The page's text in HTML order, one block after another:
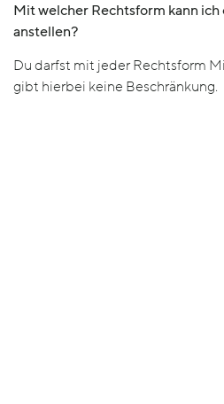
Mit welcher Rechtsform kann
anstellen?
Du darfst mit jeder Rechtsform
gibt hierbei keine Beschränkung.